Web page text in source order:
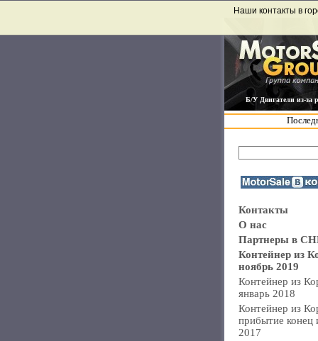
Б/У Двигатели из-за
Наши контакты в
Контакты
О нас
Партнеры в
Контейнер из
ноябрь 2019
Контейнер из
январь 2018
Контейнер из
прибытие конец
2017